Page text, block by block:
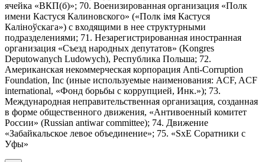
ячейка «ВКП(б)»; 70. Военизированная организация «Полк
имени Кастуся Калиновского» («Полк iмя Кастуся
Калiноўскага») с входящими в нее структурными
подразделениями; 71. Незарегистрированная иностранная
организация «Съезд народных депутатов» (Kongres
Deputowanych Ludowych), Республика Польша; 72.
Американская некоммерческая корпорация Anti-Corruption
Foundation, Inc (иные используемые наименования: ACF, ACF
international, «Фонд борьбы с коррупцией, Инк.»); 73.
Международная неправительственная организация, созданная
в форме общественного движения, «Антивоенный комитет
России» (Russian antiwar committee); 74. Движение
«Забайкальское левое объединение»; 75. «SxE Соратники с
Уфы»